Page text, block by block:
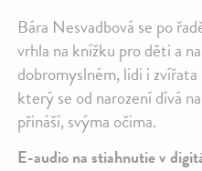
Bára Nesvadbová se po
vrhla na knížku pro děti a
dobromyslném, lidi i
který se od narození dívá
přináší, svýma očima.
E-audio na stiahnutie v